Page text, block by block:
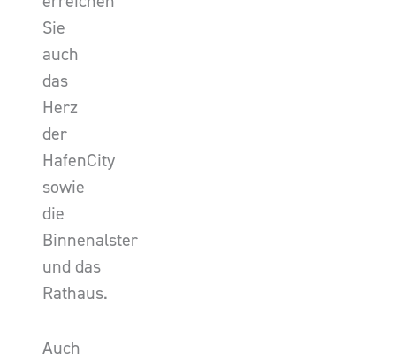
Sie
auch
das
Herz
der
HafenCity
sowie
die
Binnenalster
und das
Rathaus.
Auch